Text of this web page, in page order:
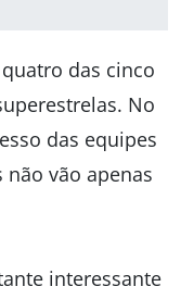
das cinco
No
das equipes
vão apenas
interessante